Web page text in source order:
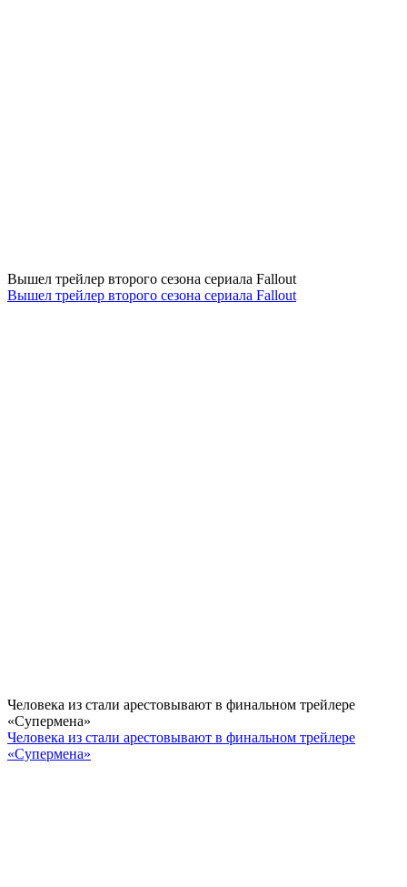
Вышел трейлер второго сезона сериала Fallout
Вышел трейлер второго сезона сериала Fallout
Человека из стали арестовывают в финальном трейлере
«Супермена»
Человека из стали арестовывают в финальном трейлере
«Супермена»